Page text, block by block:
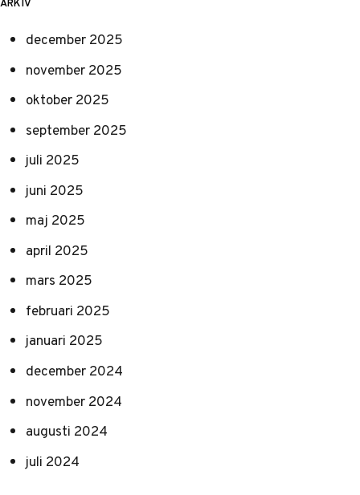
december 2025
november 2025
oktober 2025
september 2025
juli 2025
juni 2025
maj 2025
april 2025
mars 2025
februari 2025
januari 2025
december 2024
november 2024
augusti 2024
juli 2024